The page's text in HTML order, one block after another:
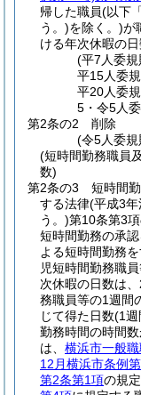
帰した職員(以下
う。)を除く。)が
ける年次休暇の
(平7人委規
平15人委
平20人委
5・令5人
第2条の2
削除
(令5人委規
(短時間勤務職員
数)
第2条の3
短時間
する法律(平成3
う。)第10条第3
短時間勤務の承
よる短時間勤務
児短時間勤務職
次休暇の日数は
務職員等の1週間
じて得た日数(1週
勤務時間の時間
は、 横浜市一般
12月横浜市条例
第2条第1項の規